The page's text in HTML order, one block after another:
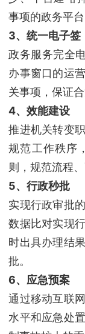
事项的政务平台
3、统一电子签
政务服务完全
办事窗口的运
关事项，保证合
4、效能建设
推进机关转变
规范工作秩序
则，规范流程、
5、行政秒批
实现行政审批
数据比对实现
时出具办理结
批。
6、应急预案
通过移动互联
水平和应急处